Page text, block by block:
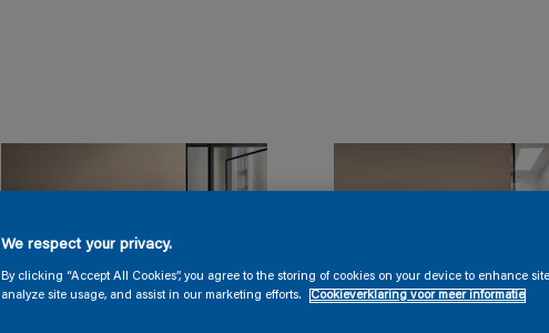
We respect your privacy.
By clicking “Accept All Cookies”, you agree to the storing of cookies on your device to enhance
analyze site usage, and assist in our marketing efforts.
Cookieverklaring voor meer informatie